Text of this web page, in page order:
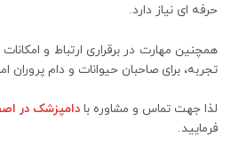
حرفه ای نیاز دارد.
همچنین مهارت در برقراری ارتباط و امکانات
تجربه، برای صاحبان حیوانات و دام
لذا جهت تماس و مشاوره با دامپزشک در
فرمایید‌.